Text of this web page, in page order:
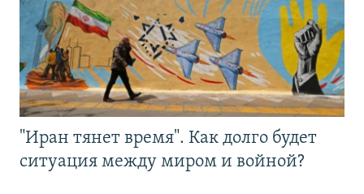
"Иран тянет время". Как долго будет
ситуация между миром и войной?